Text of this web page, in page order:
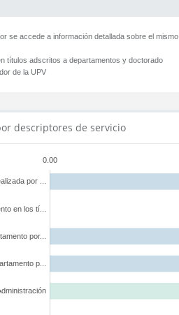
se accede a información detallada sobre el mismo.
títulos adscritos a departamentos y doctorado
de la UPV
descriptores de servicio
0.00
p...
por...
en los tí...
por ...